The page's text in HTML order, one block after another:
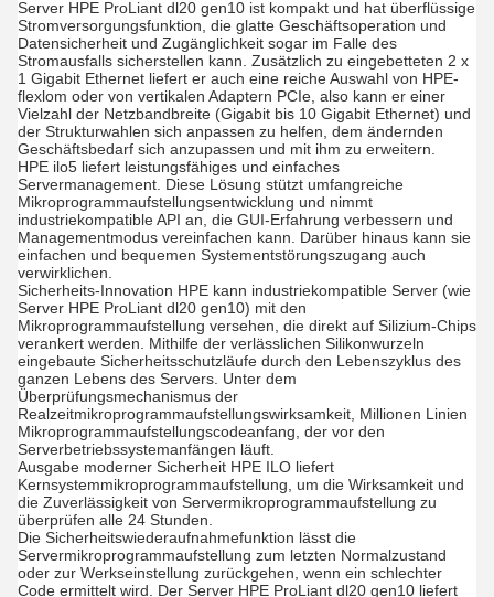
Server HPE ProLiant dl20 gen10 ist kompakt und hat überflüssige
Stromversorgungsfunktion, die glatte Geschäftsoperation und
Datensicherheit und Zugänglichkeit sogar im Falle des
Stromausfalls sicherstellen kann. Zusätzlich zu eingebetteten 2 x
1 Gigabit Ethernet liefert er auch eine reiche Auswahl von HPE-
flexlom oder von vertikalen Adaptern PCIe, also kann er einer
Vielzahl der Netzbandbreite (Gigabit bis 10 Gigabit Ethernet) und
der Strukturwahlen sich anpassen zu helfen, dem ändernden
Geschäftsbedarf sich anzupassen und mit ihm zu erweitern.
HPE ilo5 liefert leistungsfähiges und einfaches
Servermanagement. Diese Lösung stützt umfangreiche
Mikroprogrammaufstellungsentwicklung und nimmt
industriekompatible API an, die GUI-Erfahrung verbessern und
Managementmodus vereinfachen kann. Darüber hinaus kann sie
einfachen und bequemen Systementstörungszugang auch
verwirklichen.
Sicherheits-Innovation HPE kann industriekompatible Server (wie
Server HPE ProLiant dl20 gen10) mit den
Mikroprogrammaufstellung versehen, die direkt auf Silizium-Chips
verankert werden. Mithilfe der verlässlichen Silikonwurzeln
eingebaute Sicherheitsschutzläufe durch den Lebenszyklus des
ganzen Lebens des Servers. Unter dem
Überprüfungsmechanismus der
Realzeitmikroprogrammaufstellungswirksamkeit, Millionen Linien
Mikroprogrammaufstellungscodeanfang, der vor den
Serverbetriebssystemanfängen läuft.
Ausgabe moderner Sicherheit HPE ILO liefert
Kernsystemmikroprogrammaufstellung, um die Wirksamkeit und
die Zuverlässigkeit von Servermikroprogrammaufstellung zu
überprüfen alle 24 Stunden.
Die Sicherheitswiederaufnahmefunktion lässt die
Servermikroprogrammaufstellung zum letzten Normalzustand
oder zur Werkseinstellung zurückgehen, wenn ein schlechter
Code ermittelt wird. Der Server HPE ProLiant dl20 gen10 liefert